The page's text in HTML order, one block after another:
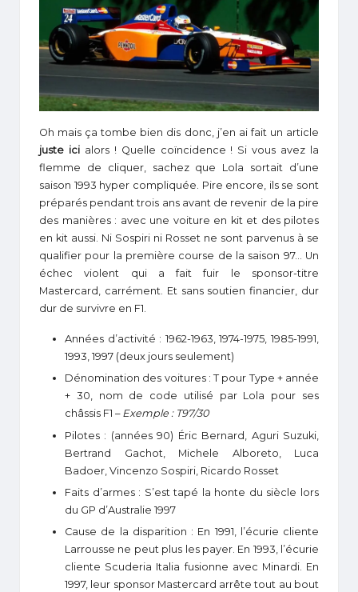
Oh mais ça tombe bien dis donc, j’en ai fait un article
juste icialors ! Quelle coïncidence ! Si vous avez la
flemme de cliquer, sachez que Lola sortait d’une
saison 1993 hyper compliquée. Pire encore, ils se sont
préparés pendant trois ans avant de revenir de la pire
des manières : avec une voiture en kit et des pilotes
en kit aussi. Ni Sospiri ni Rosset ne sont parvenus à se
qualifier pour la première course de la saison 97… Un
échec violent qui a fait fuir le sponsor-titre
Mastercard, carrément. Et sans soutien financier, dur
dur de survivre en F1.
Années d’activité : 1962-1963, 1974-1975, 1985-1991,
1993, 1997 (deux jours seulement)
Dénomination des voitures : T pour Type + année
+ 30, nom de code utilisé par Lola pour ses
châssis F1 – Exemple : T97/30
Pilotes : (années 90) Éric Bernard, Aguri Suzuki,
Bertrand Gachot, Michele Alboreto, Luca
Badoer, Vincenzo Sospiri, Ricardo Rosset
Faits d’armes : S’est tapé la honte du siècle lors
du GP d’Australie 1997
Cause de la disparition : En 1991, l’écurie cliente
Larrousse ne peut plus les payer. En 1993, l’écurie
cliente Scuderia Italia fusionne avec Minardi. En
1997, leur sponsor Mastercard arrête tout au bout